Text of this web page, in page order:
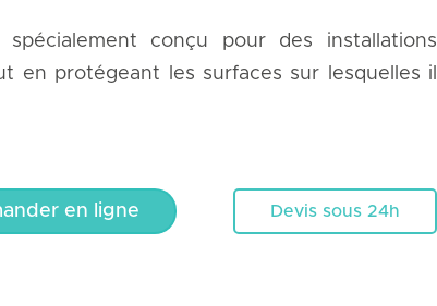
conçu pour des installations
en protégeant les surfaces sur lesquelles il
en ligne Devis sous 24h